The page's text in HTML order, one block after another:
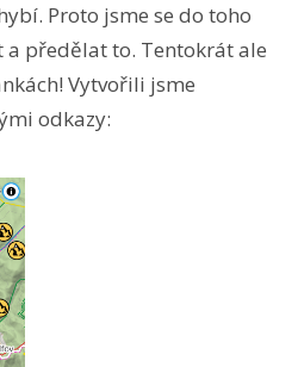
Proto jsme se do toho
předělat to. Tentokrát ale
Vytvořili jsme
odkazy: